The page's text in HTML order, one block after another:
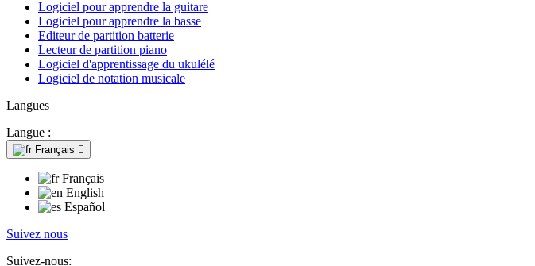
Logiciel pour apprendre la guitare
Logiciel pour apprendre la basse
Editeur de partition batterie
Lecteur de partition piano
Logiciel d'apprentissage du ukulélé
Logiciel de notation musicale
Langues
Langue :
Français 
Français
English
Español
Suivez nous
Suivez-nous: